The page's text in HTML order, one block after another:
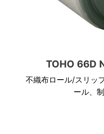
TOHO 66D
不織布ロール/スリッ
ール、